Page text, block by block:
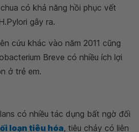
có khả năng hồi phục vết
gây ra.
cứu khác vào năm 2011 cũng
Breve có nhiều ích lợi
ở trẻ em.
có nhiều tác dụng bất ngờ đối
loạn tiêu hóa, tiêu chảy có liên